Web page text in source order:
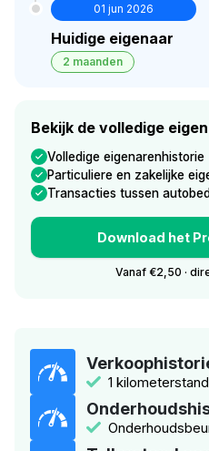
01 jun 2026
Huidige eigenaar
2 maanden
Bekijk de volledige
Volledige eigenarenhistorie
Particuliere en zakelijke
Transacties tussen
Download het
Vanaf €2,50 ·
1